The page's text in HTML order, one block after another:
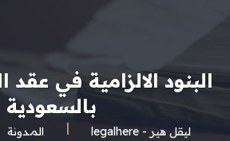
البنود الالزامية في
بالسعودية
ليقل هير - legalhere المـدونة